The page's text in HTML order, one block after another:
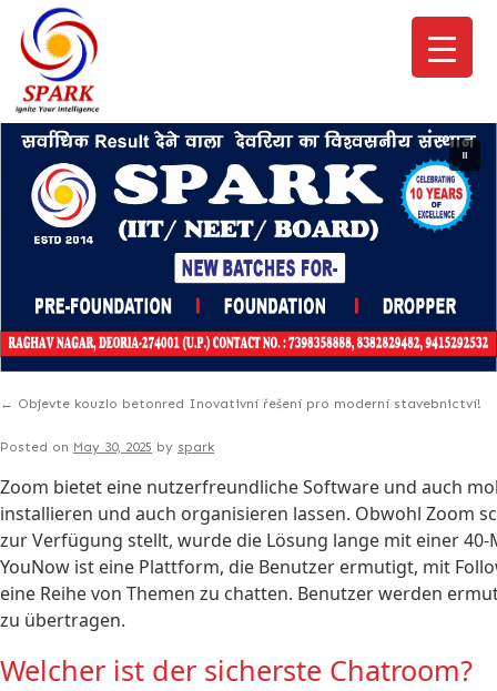
← Objevte kouzlo betonred Inovativní řešení pro moderní stavebnictví!
Posted on May 30, 2025 by spark
Zoom bietet eine nutzerfreundliche Software und auch
installieren und auch organisieren lassen. Obwohl Zoom
zur Verfügung stellt, wurde die Lösung lange mit einer
YouNow ist eine Plattform, die Benutzer ermutigt, mit
eine Reihe von Themen zu chatten. Benutzer werden
zu übertragen.
Welcher ist der sicherste Chatroom?